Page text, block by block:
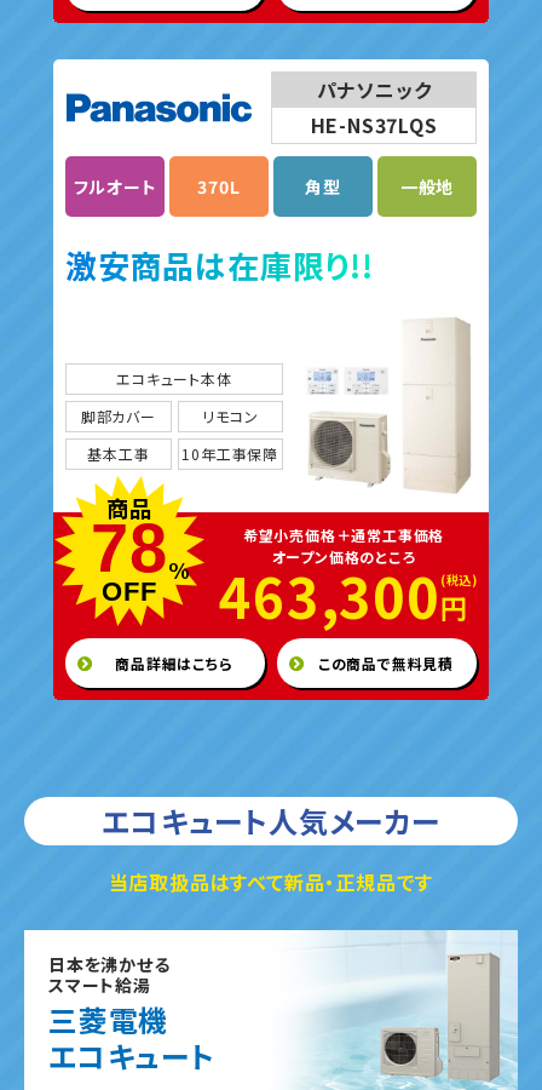
パナソニック
HE-NS37LQS
フルオート 370L 角型 一般地
激安商品は在庫限り!!
エコキュート本体
脚部カバー
リモコン
基本工事
10年工事保障
商品
78%
OFF
希望小売価格＋通常工事価格
オープン価格のところ
463,300円
商品詳細はこちら この商品で無料見積
エコキュート人気メーカー
当店取扱品はすべて新品・正規品です
日本を沸かせる
スマート給湯
三菱電機
エコキュート